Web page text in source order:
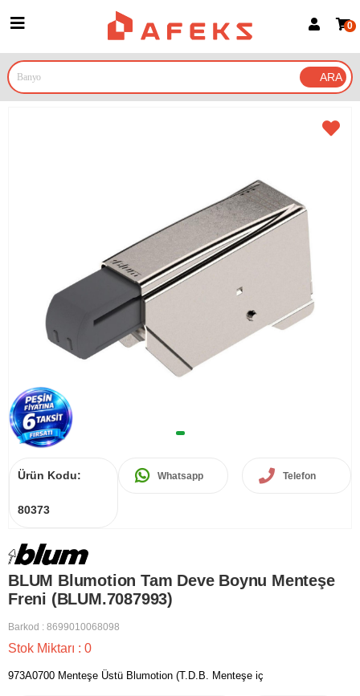
Google İle Bağlan
0
Ürün Kodu:
80373
Whatsapp Telefon
BLUM Blumotion Tam Deve Boynu Menteşe
Freni (BLUM.7087993)
Barkod : 8699010068098
Stok Miktarı : 0
973A0700 Menteşe Üstü Blumotion (T.D.B. Menteşe iç